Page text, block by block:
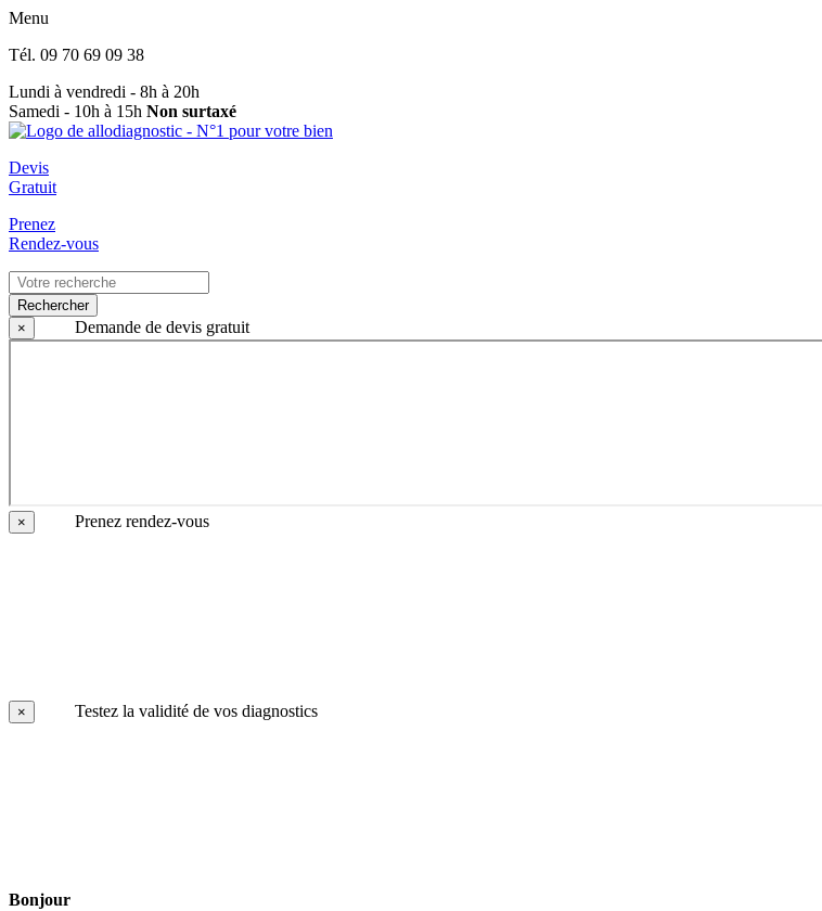
Menu
Tél. 09 70 69 09 38
Lundi à vendredi - 8h à 20h
Samedi - 10h à 15h Non surtaxé
Devis
Gratuit
Prenez
Rendez-vous
Rechercher
×
Demande de devis gratuit
× Prenez rendez-vous
× Testez la validité de vos diagnostics
Bonjour